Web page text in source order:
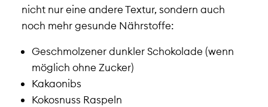
nicht nur eine andere Textur, sondern auch
noch mehr gesunde Nährstoffe:
Geschmolzener dunkler Schokolade (wenn
möglich ohne Zucker)
Kakaonibs
Kokosnuss Raspeln